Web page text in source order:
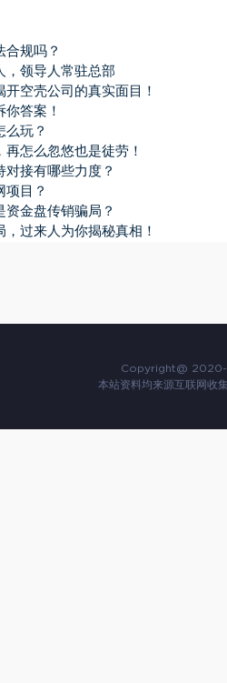
合规吗？
，领导人常驻总部
空壳公司的真实面目！
答案！
么玩？
怎么忽悠也是徒劳！
接有哪些力度？
项目？
金盘传销骗局？
过来人为你揭秘真相！
Copyright@ 2020-
本站资料均来源互联网收